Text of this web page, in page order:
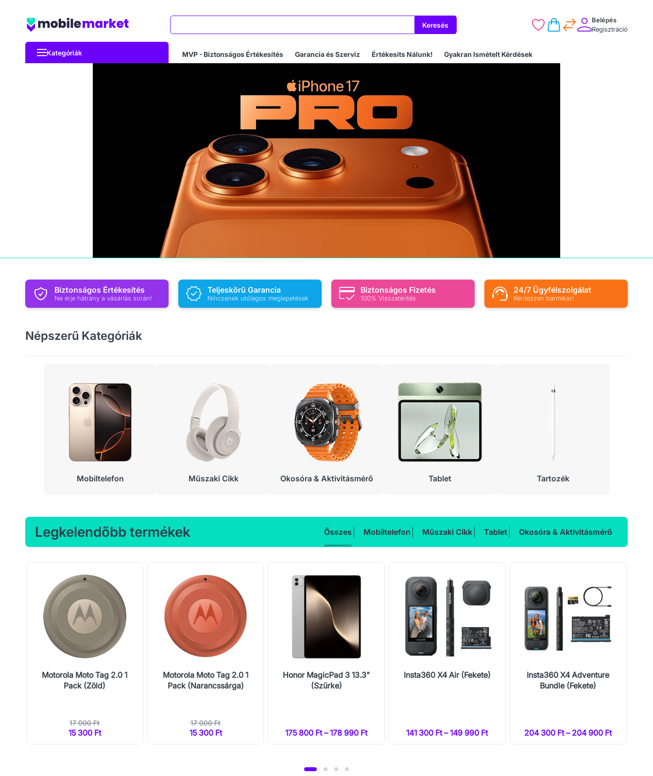
Keresés
Belépés
Regisztráció
Kategóriák MVP - Biztonságos Értékesítés Garancia és Szerviz Értékesíts Nálunk! Gyakran Ismételt Kérdések
Biztonságos Értékesítés
Ne érje hátrány a vásárlás során!
Teljeskörű Garancia
Nincsenek utólagos meglepetések
Biztonságos Fizetés
100% Visszatérítés
24/7 Ügyfélszolgálat
Kérdezzen bármikor!
Népszerű Kategóriák
Mobiltelefon Műszaki Cikk Okosóra & Aktivitásmérő Tablet Tartozék
Legkelendőbb termékek Összes Mobiltelefon Műszaki Cikk Tablet Okosóra & Aktivitásmérő
Motorola Moto Tag 2.0 1
Pack (Zöld)
17 000 Ft
15 300 Ft
Motorola Moto Tag 2.0 1
Pack (Narancssárga)
17 000 Ft
15 300 Ft
Honor MagicPad 3 13.3"
(Szürke)
175 800 Ft – 178 990 Ft
Insta360 X4 Air (Fekete)
141 300 Ft – 149 990 Ft
Insta360 X4 Adventure
Bundle (Fekete)
204 300 Ft – 204 900 Ft